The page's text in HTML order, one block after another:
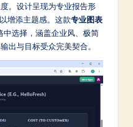
。设计呈现为专业报告形
增添主题感。这款专业图表
选择，涵盖企业风、极简
出与目标受众完美契合。